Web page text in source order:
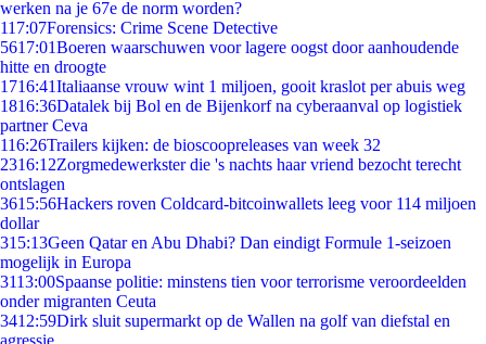
werken na je 67e de norm worden?
117:07Forensics: Crime Scene Detective
5617:01Boeren waarschuwen voor lagere oogst door aanhoudende
hitte en droogte
1716:41Italiaanse vrouw wint 1 miljoen, gooit kraslot per abuis weg
1816:36Datalek bij Bol en de Bijenkorf na cyberaanval op logistiek
partner Ceva
116:26Trailers kijken: de bioscoopreleases van week 32
2316:12Zorgmedewerkster die 's nachts haar vriend bezocht terecht
ontslagen
3615:56Hackers roven Coldcard-bitcoinwallets leeg voor 114 miljoen
dollar
315:13Geen Qatar en Abu Dhabi? Dan eindigt Formule 1-seizoen
mogelijk in Europa
3113:00Spaanse politie: minstens tien voor terrorisme veroordeelden
onder migranten Ceuta
3412:59Dirk sluit supermarkt op de Wallen na golf van diefstal en
agressie